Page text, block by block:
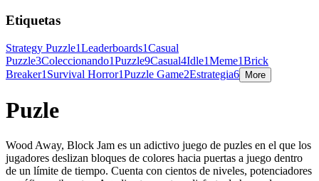
Etiquetas
Strategy Puzzle1Leaderboards1Casual
Puzzle3Coleccionando1Puzzle9Casual4Idle1Meme1Brick
Breaker1 Survival Horror1Puzzle Game2Estrategia6 More
Puzle
Wood Away, Block Jam es un adictivo juego de puzles en el que los
jugadores deslizan bloques de colores hacia puertas a juego dentro
de un límite de tiempo. Cuenta con cientos de niveles, potenciadores